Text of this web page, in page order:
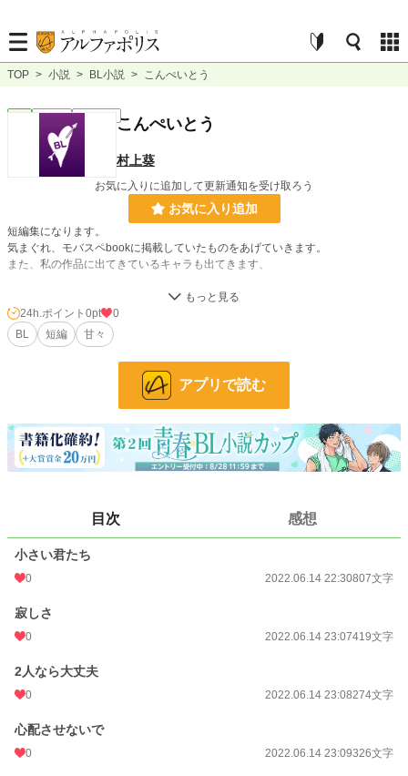
TOP > 小説 > BL小説 > こんぺいとう
連載中 ｼｮｰﾄｼｮｰﾄ こんぺいとう
村上葵
お気に入りに追加して更新通知を受け取ろう
お気に入り追加
短編集になります。
気まぐれ、モバスペbookに掲載していたものをあげていきます。
また、私の作品に出てきているキャラも出てきます、
228,837 位 / 228,837 件
BL 31,435 位 / 31,435 件
文字数 4,945
更新日時 2022.06.17 01:50
0 pt (228,837 位)
月間ポイント 7 pt (116,421 位)
累計ポイント
24h.ポイント 0pt
0
BL
短編 甘々
アプリで読む
目次 感想
小さい君たち
0 2022.06.14 22:30807文字
寂しさ
0 2022.06.14 23:07419文字
2人なら大丈夫
0 2022.06.14 23:08274文字
心配させないで
0 2022.06.14 23:09326文字